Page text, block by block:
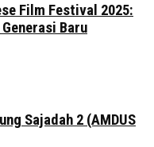
Film Festival 2025:
Baru
Sajadah 2 (AMDUS